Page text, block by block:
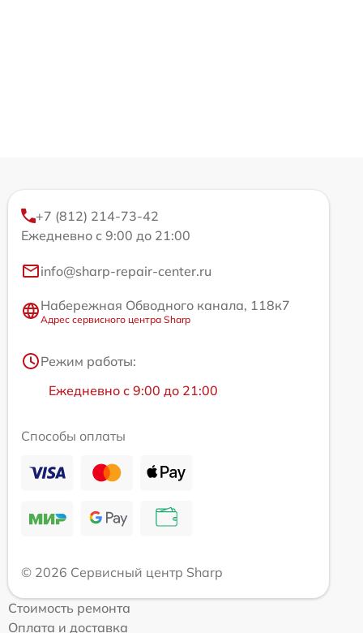
+7 (812) 214-73-42
Ежедневно с 9:00 до 21:00
info@sharp-repair-center.ru
Набережная Обводного канала, 118к7
Адрес сервисного центра Sharp
Режим работы:
Ежедневно с 9:00 до 21:00
Способы оплаты
© 2026 Сервисный центр Sharp
Стоимость ремонта
Оплата и доставка